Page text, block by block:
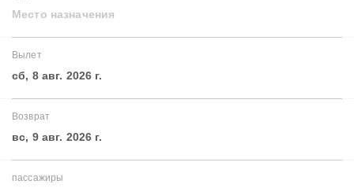
Место назначения
Вылет
сб, 8 авг. 2026 г.
Возврат
вс, 9 авг. 2026 г.
пассажиры